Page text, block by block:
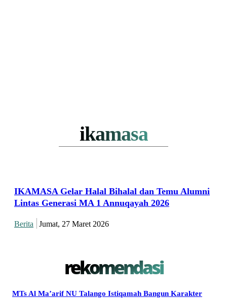
ikamasa
IKAMASA Gelar Halal Bihalal dan Temu Alumni
Lintas Generasi MA 1 Annuqayah 2026
Berita Jumat, 27 Maret 2026
rekomendasi
MTs Al Ma’arif NU Talango Istiqamah Bangun Karakter